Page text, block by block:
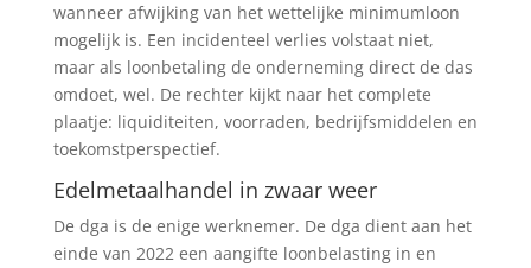
wanneer afwijking van het wettelijke minimumloon
mogelijk is. Een incidenteel verlies volstaat niet,
maar als loonbetaling de onderneming direct de das
omdoet, wel. De rechter kijkt naar het complete
plaatje: liquiditeiten, voorraden, bedrijfsmiddelen en
toekomstperspectief.
Edelmetaalhandel in zwaar weer
De dga is de enige werknemer. De dga dient aan het
einde van 2022 een aangifte loonbelasting in en